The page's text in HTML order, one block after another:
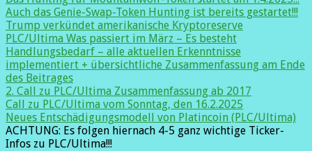
Auch das Genie-Swap-Token Hunting ist bereits gestartet!!!
Trump verkündet amerikanische Kryptoreserve
PLC/Ultima Was passiert im März – Es besteht
Handlungsbedarf – alle aktuellen Erkenntnisse
implementiert + übersichtliche Zusammenfassung am Ende
des Beitrages
2. Call zu PLC/Ultima Zusammenfassung ab 2017
Call zu PLC/Ultima vom Sonntag, den 16.2.2025
Neues Entschädigungsmodell von Platincoin (PLC/Ultima)
ACHTUNG: Es folgen hiernach 4-5 ganz wichtige Ticker-
Infos zu PLC/Ultima!!!